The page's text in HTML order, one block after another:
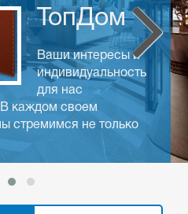
ТопДом
Ваши интересы и
индивидуальность
для нас
каждом своем
стремимся не только